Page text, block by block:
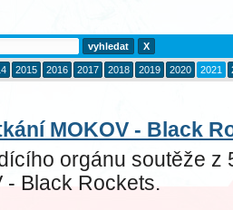
X
2015 2016 2017 2018 2019 2020 2021
MOKOV - Black
orgánu soutěže z
- Black Rockets.